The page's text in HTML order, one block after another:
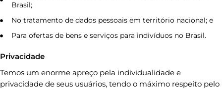
Brasil;
No tratamento de dados pessoais em território nacional; e
Para ofertas de bens e serviços para indivíduos no Brasil.
Privacidade
Temos um enorme apreço pela individualidade e
privacidade de seus usuários, tendo o máximo respeito pelo